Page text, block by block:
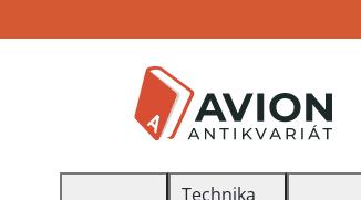
na
na
na
Vyhledávání
Technika